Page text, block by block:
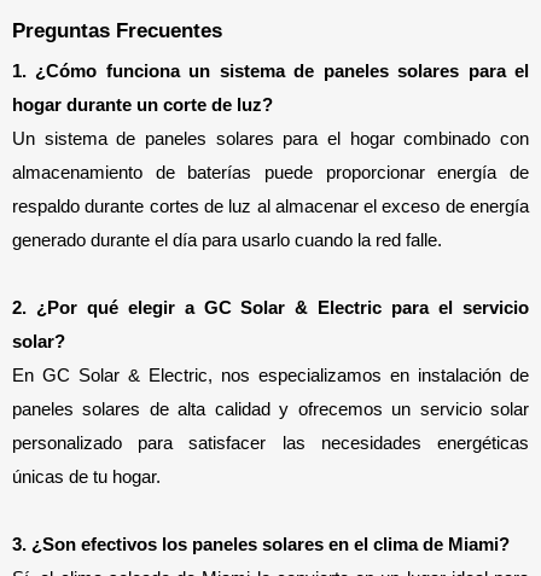
Preguntas Frecuentes
1. ¿Cómo funciona un sistema de paneles solares para el
hogar durante un corte de luz?
Un sistema de paneles solares para el hogar combinado con
almacenamiento de baterías puede proporcionar energía de
respaldo durante cortes de luz al almacenar el exceso de energía
generado durante el día para usarlo cuando la red falle.
2. ¿Por qué elegir a GC Solar & Electric para el servicio
solar?
En GC Solar & Electric, nos especializamos en instalación de
paneles solares de alta calidad y ofrecemos un servicio solar
personalizado para satisfacer las necesidades energéticas
únicas de tu hogar.
3. ¿Son efectivos los paneles solares en el clima de Miami?